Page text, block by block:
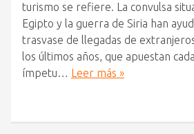
turismo se refiere. La convulsa
Egipto y la guerra de Siria han
trasvase de llegadas de
los últimos años, que apuestan
ímpetu… Leer más »